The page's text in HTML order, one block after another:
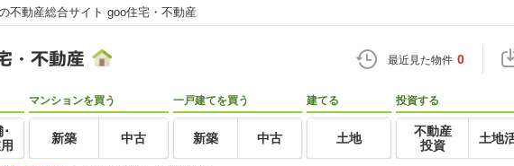
不動産総合サイト goo住宅・不動産
最近見た物件 0
マンションを買う
新築 中古
一戸建てを買う
新築 中古
建てる
土地
投資する
不動産
投資
土地